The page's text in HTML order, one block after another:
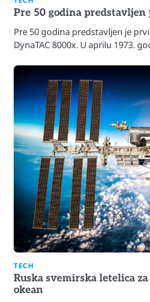
Pre 50 godina
Pre 50 godina predstavljen je
DynaTAC 8000x. U aprilu 1973.
TECH
Ruska svemirska letelica
okean